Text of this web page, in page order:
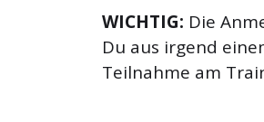
WICHTIG: Die
Du aus irgend
Teilnahme am